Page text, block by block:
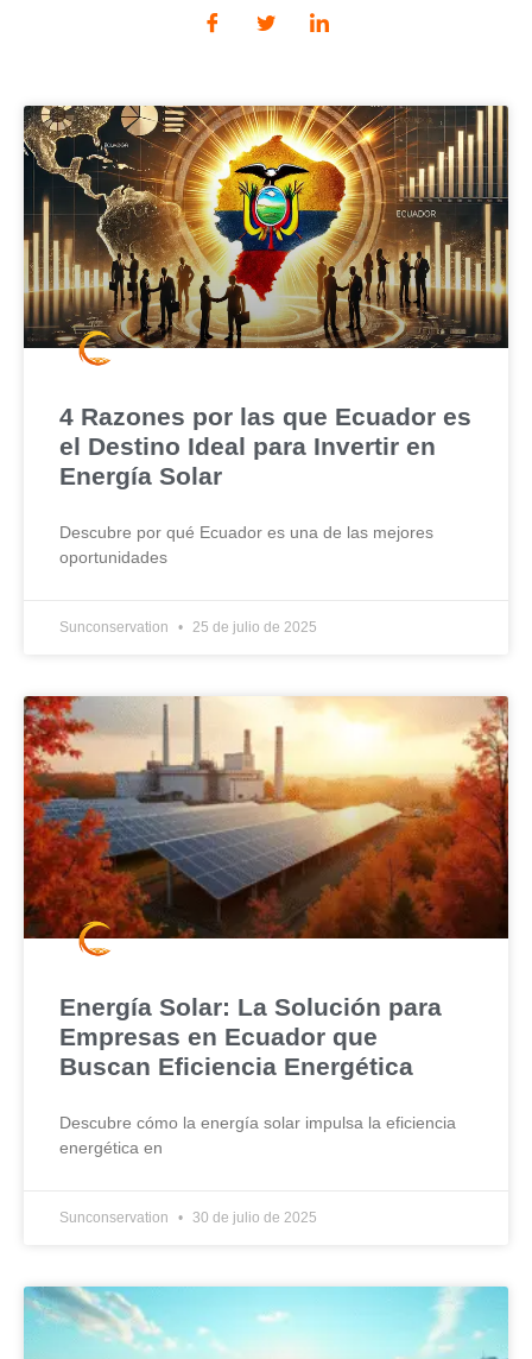
4 Razones por las que Ecuador es
el Destino Ideal para Invertir en
Energía Solar
Descubre por qué Ecuador es una de las mejores
oportunidades
Sunconservation 25 de julio de 2025
Energía Solar: La Solución para
Empresas en Ecuador que
Buscan Eficiencia Energética
Descubre cómo la energía solar impulsa la eficiencia
energética en
Sunconservation 30 de julio de 2025